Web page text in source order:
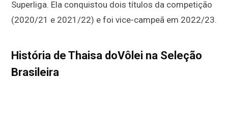
Superliga. Ela conquistou dois títulos da competição
(2020/21 e 2021/22) e foi vice-campeã em 2022/23.
História de Thaisa doVôlei na Seleção
Brasileira